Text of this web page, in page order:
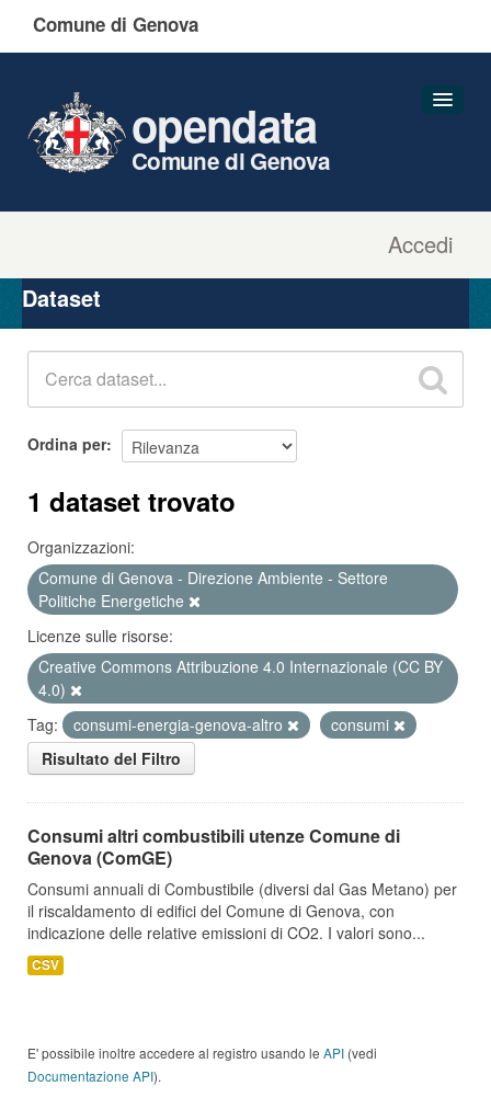
Comune di Genova
Accedi
opendata
Comune di Genova
Organizzazioni
Gruppi
Dataset
Ordina per
1 dataset trovato
Organizzazioni:
Comune di Genova - Direzione Ambiente - Settore
Politiche Energetiche
Licenze sulle risorse:
Creative Commons Attribuzione 4.0 Internazionale (CC BY
4.0)
Tag:
consumi-energia-genova-altro
consumi
Risultato del Filtro
Consumi altri combustibili utenze Comune di
Genova (ComGE)
Consumi annuali di Combustibile (diversi dal Gas Metano) per
il riscaldamento di edifici del Comune di Genova, con
indicazione delle relative emissioni di CO2. I valori sono...
CSV
E' possibile inoltre accedere al registro usando le API (vedi
Documentazione API).